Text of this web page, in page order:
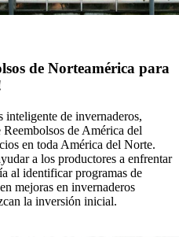
de Norteamérica para
inteligente de invernaderos,
de América del
en toda América del Norte.
a los productores a enfrentar
al identificar programas de
mejoras en invernaderos
la inversión inicial.